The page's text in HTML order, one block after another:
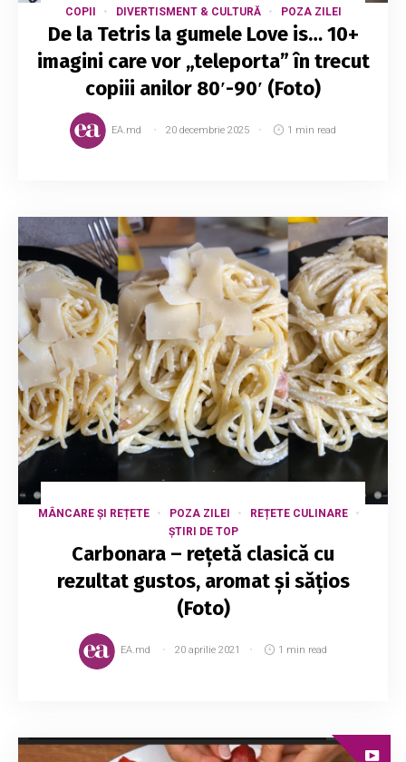
COPII DIVERTISMENT & CULTURĂ POZA ZILEI
De la Tetris la gumele Love is… 10+
imagini care vor „teleporta” în trecut
copiii anilor 80′-90′ (Foto)
EA.md 20 decembrie 2025 1 min read
MÂNCARE ȘI REȚETE POZA ZILEI
REȚETE CULINARE
ȘTIRI DE TOP
Carbonara – rețetă clasică cu
rezultat gustos, aromat și sățios
(Foto)
EA.md 20 aprilie 2021 1 min read